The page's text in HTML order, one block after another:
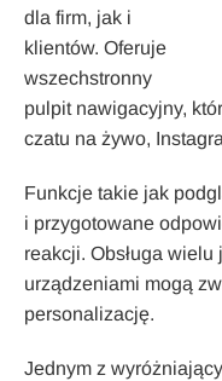
dla firm, jak i
klientów. Oferuje
wszechstronny
pulpit nawigacyjny,
czatu na żywo,
Funkcje takie jak
i przygotowane
reakcji. Obsługa
urządzeniami mogą
personalizację.
Jednym z